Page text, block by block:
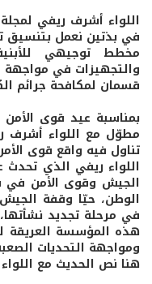
اللواء أشرف ريفي
في بذتين نعمل بتنسيق
مخطط توجيهي
والتجهيزات في مواجهة
قسمان لمكافحة جرائم
بمناسبة عيد قوى
مطوّل مع اللواء أشرف
تناول فيه واقع قوى
اللواء ريفي الذي
الجيش وقوى الأمن في
الوطن، حيّا وقفة
في مرحلة تجديد
هذه المؤسسة العريقة
ومواجهة التحديات
هنا نص الحديث مع